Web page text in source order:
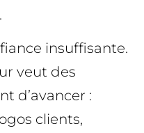
insuffisante.
veut des
d’avancer :
clients,